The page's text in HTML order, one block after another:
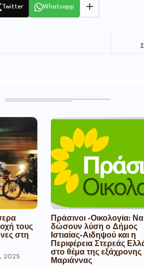
Twitter Whatsapp
τους
στη
2025
Πράσινοι -Οικολογία: Να
δώσουν λύση ο Δήμος
Ιστιαίας-Αιδηψού και η
Περιφέρεια Στερεάς
στο θέμα της εξάχρονης
Μαριάννας